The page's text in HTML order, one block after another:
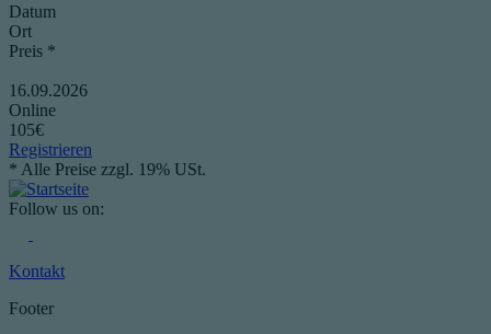
Datum
Ort
Preis *
16.09.2026
Online
105€
Registrieren
* Alle Preise zzgl. 19% USt.
Follow us on:
Kontakt
Footer